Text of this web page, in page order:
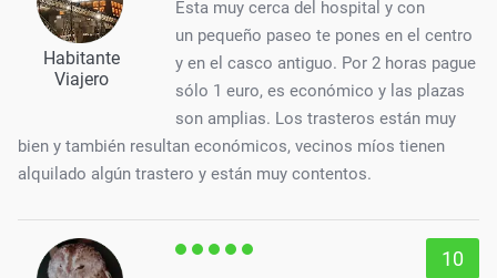
Habitante
Viajero
Esta muy cerca del hospital y con
un pequeño paseo te pones en el centro
y en el casco antiguo. Por 2 horas pague
sólo 1 euro, es económico y las plazas
son amplias. Los trasteros están muy
bien y también resultan económicos, vecinos míos tienen
alquilado algún trastero y están muy contentos.
10